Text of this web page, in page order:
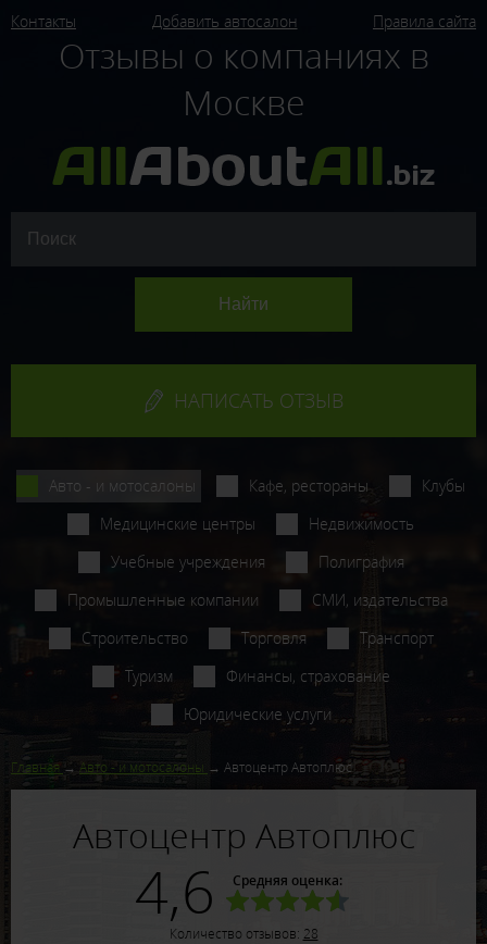
Контакты Добавить автосалон Правила сайта
Отзывы о компаниях в
Москве
НАПИСАТЬ ОТЗЫВ
Авто - и мотосалоны Кафе, рестораны
Клубы
Медицинские центры
Недвижимость
Учебные учреждения
Полиграфия
Промышленные компании
СМИ, издательства
Строительство
Торговля
Транспорт
Туризм
Финансы, страхование
Юридические услуги
Главная Авто - и мотосалоны Автоцентр Автоплюс
Автоцентр Автоплюс
Средняя оценка:
4,6
Количество отзывов: 28